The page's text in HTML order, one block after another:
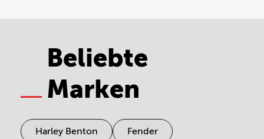
Beliebte
Marken
Harley Benton Fender